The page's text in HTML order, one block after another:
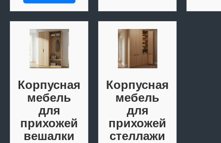
Корпусная
мебель
для
прихожей
вешалки
Корпусная
мебель
для
прихожей
стеллажи